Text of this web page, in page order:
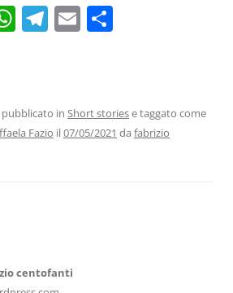
W
A
p
T
a
m
E
vi
di
in Short storiese taggato come
Fazio il07/05/2021 da fabrizio
centofanti